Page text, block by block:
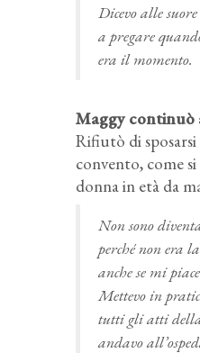
Dicevo alle
a pregare
era il momento.
Maggy continuò
Rifiutò di
convento, come
donna in età da
Non sono
perché non era
anche se mi
Mettevo in
tutti gli atti
andavo